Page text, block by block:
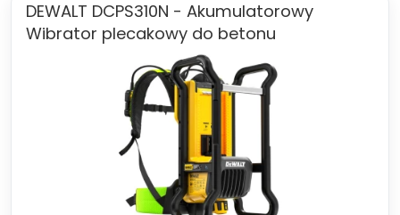
DEWALT DCPS310N - Akumulatorowy
Wibrator plecakowy do betonu